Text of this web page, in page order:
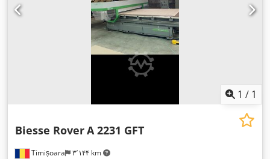
1 / 1
Timișoara ۳٬۱۴۴ km
Biesse RoverA 2231 GFT